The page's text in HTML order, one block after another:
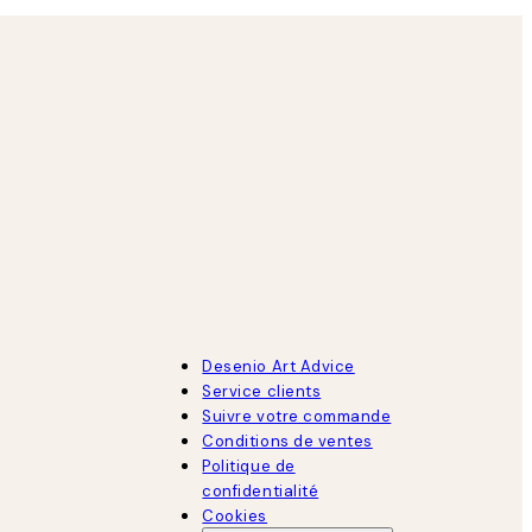
Desenio Art Advice
Service clients
Suivre votre commande
Conditions de ventes
Politique de
confidentialité
Cookies